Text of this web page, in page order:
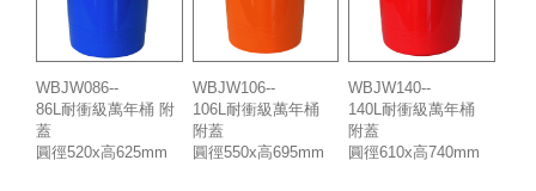
WBJW086--
86L耐衝級萬年桶 附
蓋
圓徑520x高625mm
WBJW106--
106L耐衝級萬年桶
附蓋
圓徑550x高695mm
WBJW140--
140L耐衝級萬年桶
附蓋
圓徑610x高740mm